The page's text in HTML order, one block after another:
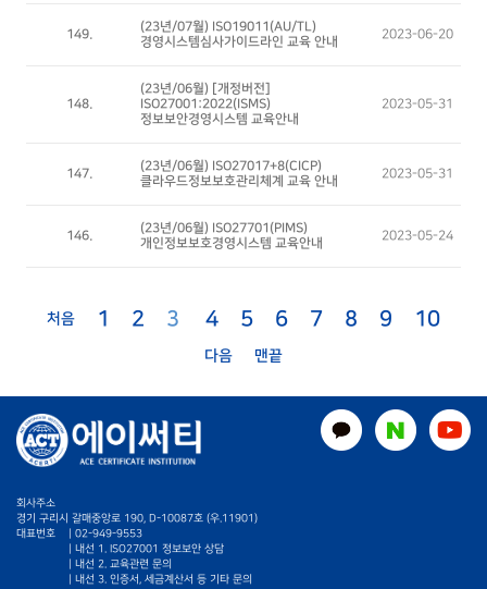
149.
(23년/07월) ISO19011(AU/TL)
경영시스템심사가이드라인 교육 안내
2023-06-20
148.
(23년/06월) [개정버전]
ISO27001:2022(ISMS)
정보보안경영시스템 교육안내
2023-05-31
147.
(23년/06월) ISO27017+8(CICP)
클라우드정보보호관리체계 교육 안내
2023-05-31
146.
(23년/06월) ISO27701(PIMS)
개인정보보호경영시스템 교육안내
2023-05-24
처음 1 2 3 4 5 6 7 8 9 10
다음 맨끝
회사주소
경기 구리시 갈매중앙로 190, D-10087호 (우.11901)
대표번호
02-949-9553
| 내선 1. ISO27001 정보보안 상담
| 내선 2. 교육관련 문의
| 내선 3. 인증서, 세금계산서 등 기타 문의